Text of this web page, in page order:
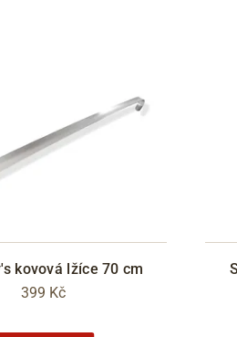
kovová lžíce 70 cm
399 Kč